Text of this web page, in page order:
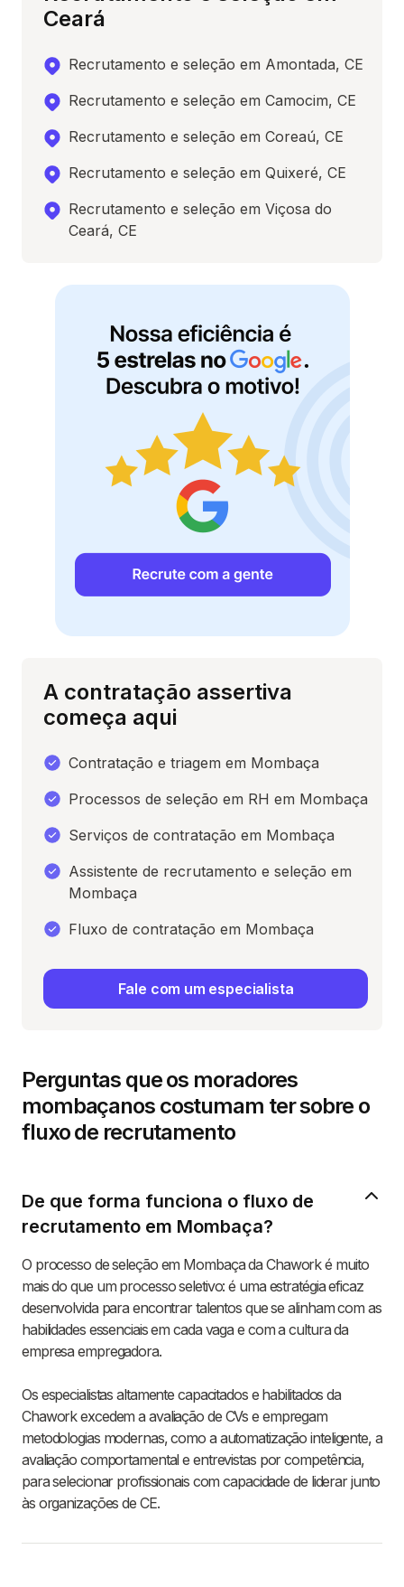
Perguntas que os moradores
mombaçanos costumam ter sobre o
fluxo de recrutamento
De que forma funciona o fluxo de
recrutamento em Mombaça?
O processo de seleção em Mombaça da Chawork é muito
mais do que um processo seletivo: é uma estratégia eficaz
desenvolvida para encontrar talentos que se alinham com as
habilidades essenciais em cada vaga e com a cultura da
empresa empregadora.
Os especialistas altamente capacitados e habilitados da
Chawork excedem a avaliação de CVs e empregam
metodologias modernas, como a automatização inteligente, a
avaliação comportamental e entrevistas por competência,
para selecionar profissionais com capacidade de liderar junto
às organizações de CE.
Ceará
Recrutamento e seleção em Amontada, CE
Recrutamento e seleção em Camocim, CE
Recrutamento e seleção em Coreaú, CE
Recrutamento e seleção em Quixeré, CE
Recrutamento e seleção em Viçosa do
Ceará, CE
A contratação assertiva
começa aqui
Contratação e triagem em Mombaça
Processos de seleção em RH em Mombaça
Serviços de contratação em Mombaça
Assistente de recrutamento e seleção em
Mombaça
Fluxo de contratação em Mombaça
Fale com um especialista